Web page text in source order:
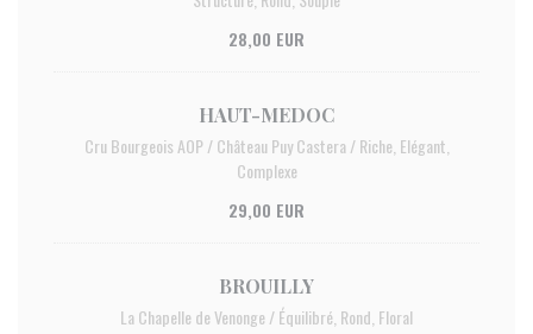
28,00 EUR
HAUT-MEDOC
Cru Bourgeois AOP / Château Puy Castera / Riche, Elégant,
Complexe
29,00 EUR
BROUILLY
La Chapelle de Venonge / Équilibré, Rond, Floral